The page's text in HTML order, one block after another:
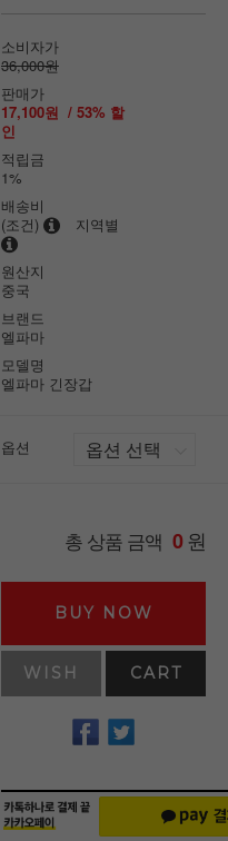
소비자가
36,000원
판매가
17,100원 / 53% 할
인
적립금
1%
배송비
(조건)
지역별
원산지
중국
브랜드
엘파마
모델명
엘파마 긴장갑
옵션
총 상품 금액 0원
BUY NOW
WISH CART